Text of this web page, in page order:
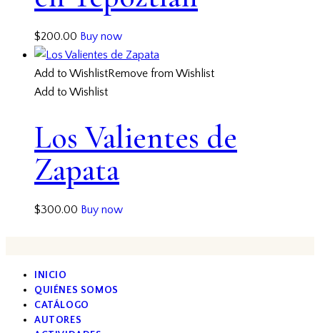
$200.00 Buy now
Add to WishlistRemove from Wishlist
Add to Wishlist
Los Valientes de
Zapata
$300.00 Buy now
INICIO
QUIÉNES SOMOS
CATÁLOGO
AUTORES